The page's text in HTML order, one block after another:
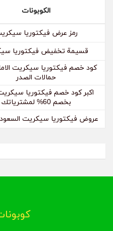
قم بالتواصل مع إدارة
بطلب إلغاء الطلب الذي
الكوبونات
رمز عرض فيكتوريا
قسيمة تخفيض فيكتوريا
كود خصم فيكتوريا سيكريت
حمالات الصدر
بخصم 60% لمشترياتك
عروض فيكتوريا سيكريت السعودية